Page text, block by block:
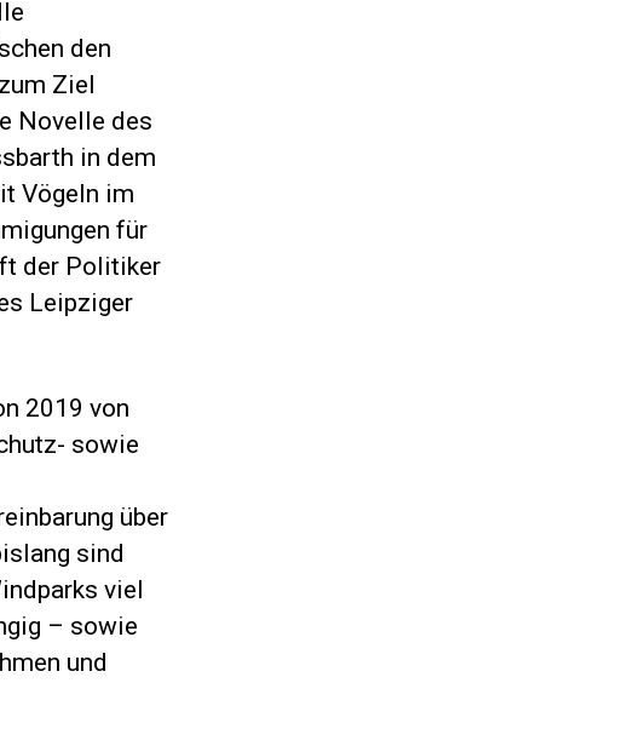
den
Ziel
Novelle des
in dem
Vögeln im
für
der Politiker
Leipziger
2019 von
sowie
über
sind
viel
– sowie
und